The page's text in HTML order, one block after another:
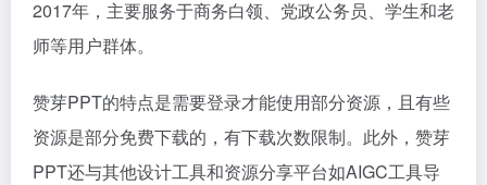
2017年，主要服务于商务白领、党政公务员、学生和老
师等用户群体。
赞芽PPT的特点是需要登录才能使用部分资源，且有些
资源是部分免费下载的，有下载次数限制。此外，赞芽
PPT还与其他设计工具和资源分享平台如AIGC工具导